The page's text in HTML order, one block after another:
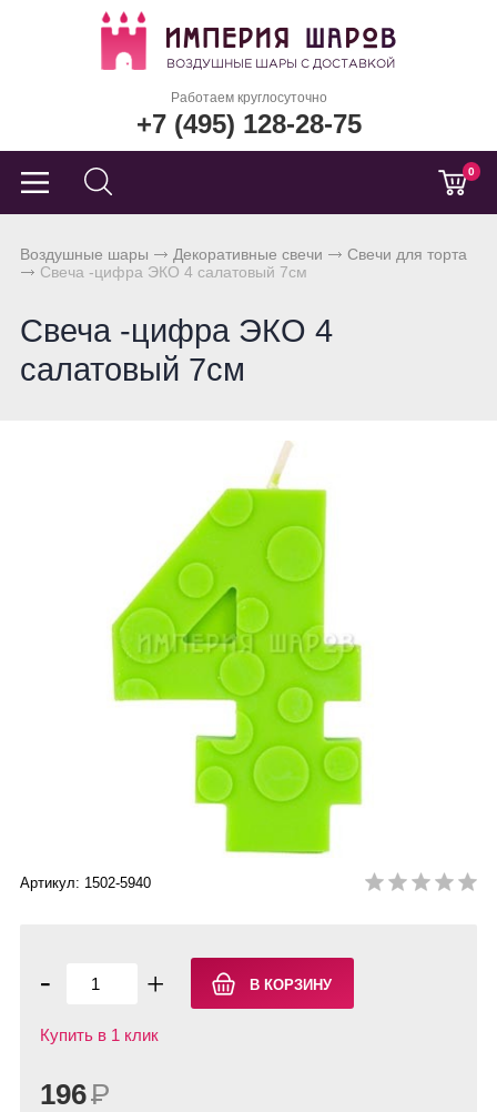
Работаем круглосуточно
+7 (495) 128-28-75
0
Воздушные шары Декоративные свечи
Свечи для торта
Свеча -цифра ЭКО 4 салатовый 7см
Свеча -цифра ЭКО 4
салатовый 7см
Артикул: 1502-5940
- +
Купить в 1 клик
196Р